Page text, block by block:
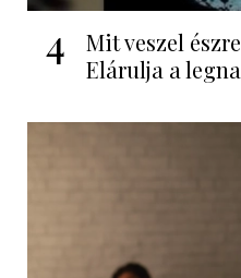
4
Mit veszel
Elárulja a